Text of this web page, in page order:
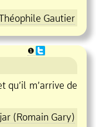
Gautier
❶
m’arrive de
(Romain Gary)